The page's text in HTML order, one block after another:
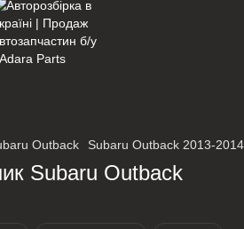
Outback Subaru Outback 2013-2014
Subaru Outback